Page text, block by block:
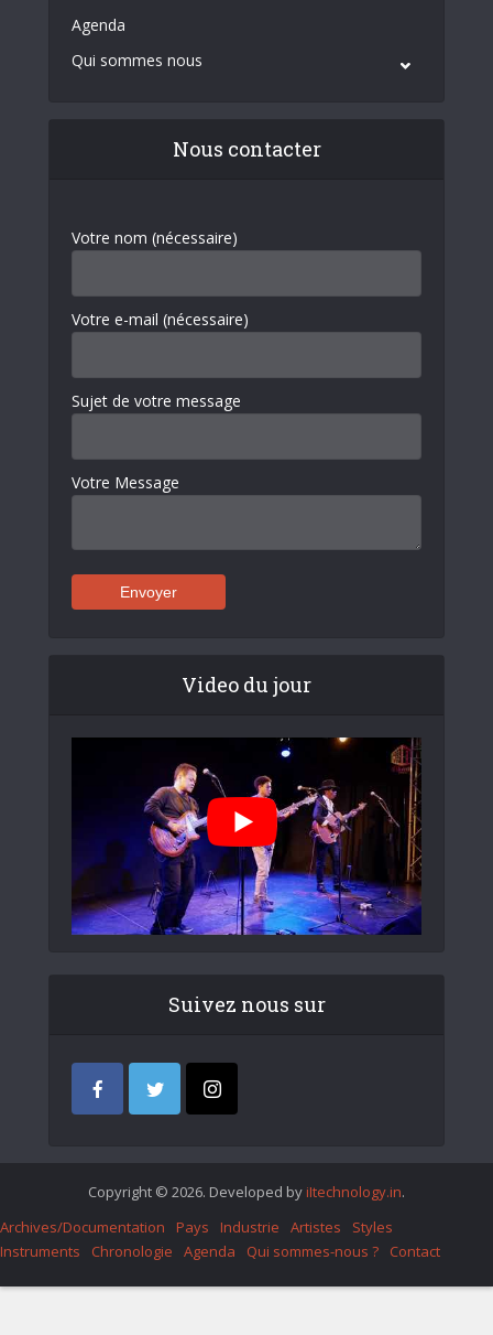
Agenda
Qui sommes nous
Nous contacter
Votre nom (nécessaire)
Votre e-mail (nécessaire)
Sujet de votre message
Votre Message
Video du jour
Suivez nous sur
Copyright © 2026. Developed by iItechnology.in.
Archives/Documentation
Pays Industrie Artistes
Styles
Instruments
Chronologie Agenda Qui sommes-nous ? Contact